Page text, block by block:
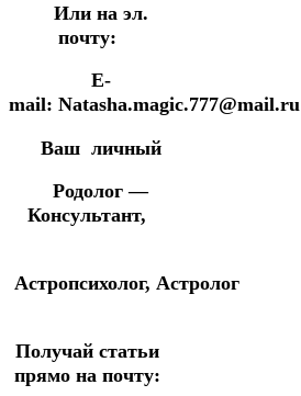
Или на эл.
почту:
E-
mail: Natasha.magic.777@mail.ru
Ваш личный
Родолог —
Консультант,
Астропсихолог, Астролог
Получай статьи
прямо на почту: